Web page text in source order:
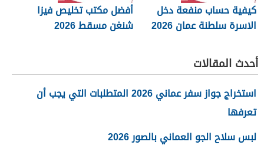
كيفية حساب منفعة دخل
الاسرة سلطنة عمان 2026
أفضل مكتب تخليص فيزا
شنغن مسقط 2026
أحدث المقالات
استخراج جواز سفر عماني 2026 المتطلبات التي يجب أن
تعرفها
لبس سلاح الجو العماني بالصور 2026